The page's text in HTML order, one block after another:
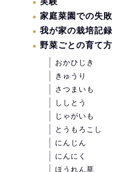
家庭菜園での失敗
我が家の栽培記録
野菜ごとの育て方
おかひじき
きゅうり
さつまいも
ししとう
じゃがいも
とうもろこし
にんじん
にんにく
ほうれん草